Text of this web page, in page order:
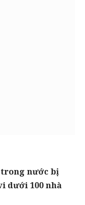
nước bị
dưới 100 nhà